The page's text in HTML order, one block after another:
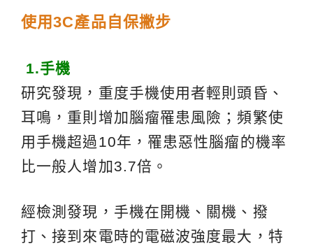
使用3C產品自保撇步
1.手機
研究發現，重度手機使用者輕則頭昏、
耳鳴，重則增加腦瘤罹患風險；頻繁使
用手機超過10年，罹患惡性腦瘤的機率
比一般人增加3.7倍。
經檢測發現，手機在開機、關機、撥
打、接到來電時的電磁波強度最大，特